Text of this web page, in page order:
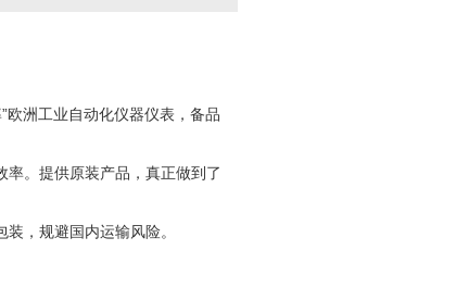
欧洲工业自动化仪器仪表，备品
。提供原装产品，真正做到了
，规避国内运输风险。